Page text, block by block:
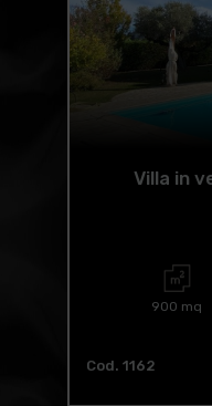
Villa in
900 mq
Cod. 1162